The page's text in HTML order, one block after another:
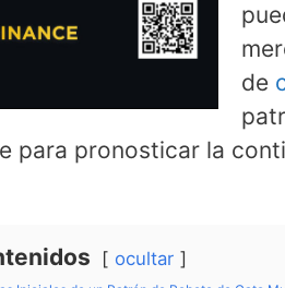
de
para pronosticar la
ocultar